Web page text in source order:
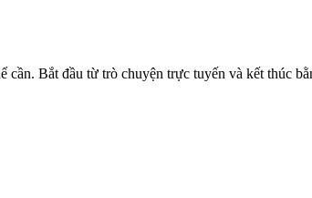
Bắt đầu từ trò chuyện trực tuyến và kết thúc